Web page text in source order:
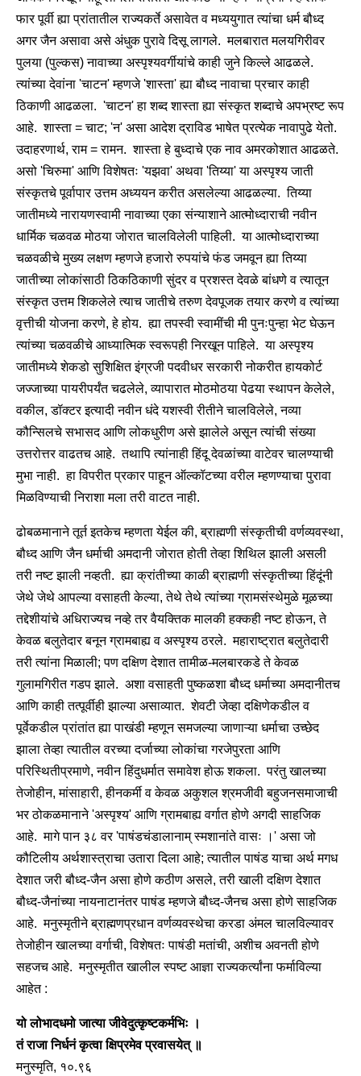
फार पूर्वी ह्या प्रांतातील राज्यकर्ते असावेत व मध्ययुगात त्यांचा धर्म बौध्द
अगर जैन असावा असे अंधुक पुरावे दिसू लागले. मलबारात मलयगिरीवर
पुलया (पुल्कस) नावाच्या अस्पृश्यवर्गीयांचे काही जुने किल्ले आढळले.
त्यांच्या देवांना 'चाटन' म्हणजे 'शास्ता' ह्या बौध्द नावाचा प्रचार काही
ठिकाणी आढळला. 'चाटन' हा शब्द शास्ता ह्या संस्कृत शब्दाचे अपभ्रष्ट रूप
आहे. शास्ता = चाट; 'न' असा आदेश द्राविड भाषेत प्रत्येक नावापुढे येतो.
उदाहरणार्थ, राम = रामन. शास्ता हे बुध्दाचे एक नाव अमरकोशात आढळते.
असो 'चिरुमा' आणि विशेषतः 'यझवा' अथवा 'तिय्या' या अस्पृश्य जाती
संस्कृतचे पूर्वापार उत्तम अध्ययन करीत असलेल्या आढळल्या. तिय्या
जातीमध्ये नारायणस्वामी नावाच्या एका संन्याशाने आत्मोध्दाराची नवीन
धार्मिक चळवळ मोठया जोरात चालविलेली पाहिली. या आत्मोध्दाराच्या
चळवळीचे मुख्य लक्षण म्हणजे हजारो रुपयांचे फंड जमवून ह्या तिय्या
जातीच्या लोकांसाठी ठिकठिकाणी सुंदर व प्रशस्त देवळे बांधणे व त्यातून
संस्कृत उत्तम शिकलेले त्याच जातीचे तरुण देवपूजक तयार करणे व त्यांच्या
वृत्तीची योजना करणे, हे होय. ह्या तपस्वी स्वामींची मी पुनःपुन्हा भेट घेऊन
त्यांच्या चळवळीचे आध्यात्मिक स्वरूपही निरखून पाहिले. या अस्पृश्य
जातीमध्ये शेकडो सुशिक्षित इंग्रजी पदवीधर सरकारी नोकरीत हायकोर्ट
जज्जाच्या पायरीपर्यंत चढलेले, व्यापारात मोठमोठया पेढया स्थापन केलेले,
वकील, डॉक्टर इत्यादी नवीन धंदे यशस्वी रीतीने चालविलेले, नव्या
कौन्सिलचे सभासद आणि लोकधुरीण असे झालेले असून त्यांची संख्या
उत्तरोत्तर वाढतच आहे. तथापि त्यांनाही हिंदू देवळांच्या वाटेवर चालण्याची
मुभा नाही. हा विपरीत प्रकार पाहून ऑल्कॉटच्या वरील म्हणण्याचा पुरावा
मिळविण्याची निराशा मला तरी वाटत नाही.
ढोबळमानाने तूर्त इतकेच म्हणता येईल की, ब्राह्मणी संस्कृतीची वर्णव्यवस्था,
बौध्द आणि जैन धर्माची अमदानी जोरात होती तेव्हा शिथिल झाली असली
तरी नष्ट झाली नव्हती. ह्या क्रांतीच्या काळी ब्राह्मणी संस्कृतीच्या हिंदूंनी
जेथे जेथे आपल्या वसाहती केल्या, तेथे तेथे त्यांच्या ग्रामसंस्थेमुळे मूळच्या
तद्देशीयांचे अधिराज्यच नव्हे तर वैयक्तिक मालकी हक्कही नष्ट होऊन, ते
केवळ बलुतेदार बनून ग्रामबाह्य व अस्पृश्य ठरले. महाराष्ट्रात बलुतेदारी
तरी त्यांना मिळाली; पण दक्षिण देशात तामीळ-मलबारकडे ते केवळ
गुलामगिरीत गडप झाले. अशा वसाहती पुष्कळशा बौध्द धर्माच्या अमदानीतच
आणि काही तत्पूर्वीही झाल्या असाव्यात. शेवटी जेव्हा दक्षिणेकडील व
पूर्वेकडील प्रांतांत ह्या पाखंडी म्हणून समजल्या जाणाऱ्या धर्माचा उच्छेद
झाला तेव्हा त्यातील वरच्या दर्जाच्या लोकांचा गरजेपुरता आणि
परिस्थितीप्रमाणे, नवीन हिंदुधर्मात समावेश होऊ शकला. परंतु खालच्या
तेजोहीन, मांसाहारी, हीनकर्मी व केवळ अकुशल श्रमजीवी बहुजनसमाजाची
भर ठोकळमानाने 'अस्पृश्य' आणि ग्रामबाह्य वर्गात होणे अगदी साहजिक
आहे. मागे पान ३८ वर 'पाषंडचंडालानाम् स्मशानांते वासः ।' असा जो
कौटिलीय अर्थशास्त्राचा उतारा दिला आहे; त्यातील पाषंड याचा अर्थ मगध
देशात जरी बौध्द-जैन असा होणे कठीण असले, तरी खाली दक्षिण देशात
बौध्द-जैनांच्या नायनाटानंतर पाषंड म्हणजे बौध्द-जैनच असा होणे साहजिक
आहे. मनुस्मृतीने ब्राह्मणप्रधान वर्णव्यवस्थेचा करडा अंमल चालविल्यावर
तेजोहीन खालच्या वर्गाची, विशेषतः पाषंडी मतांची, अशीच अवनती होणे
सहजच आहे. मनुस्मृतीत खालील स्पष्ट आज्ञा राज्यकर्त्यांना फर्माविल्या
आहेत :
यो लोभादधमो जात्या जीवेदुत्कृष्टकर्मभिः ।
तं राजा निर्धनं कृत्वा क्षिप्रमेव प्रवासयेत् ॥
मनुस्मृति, १०.९६